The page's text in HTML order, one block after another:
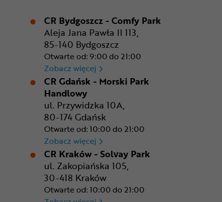
CR Bydgoszcz - Comfy Park
Aleja Jana Pawła II 113,
85-140 Bydgoszcz
Otwarte od: 9:00 do 21:00
Zobacz więcej CR Bydgoszcz - Comfy Park
CR Gdańsk - Morski Park
Handlowy
ul. Przywidzka 10A,
80-174 Gdańsk
Otwarte od: 10:00 do 21:00
Zobacz więcej CR Gdańsk - Morski Park
CR Kraków - Solvay Park
ul. Zakopiańska 105,
30-418 Kraków
Otwarte od: 10:00 do 21:00